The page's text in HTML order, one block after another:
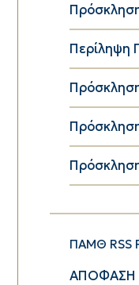
Περίληψη
ΠΑΜΘ RSS
ΑΠΟΦΑΣΗ